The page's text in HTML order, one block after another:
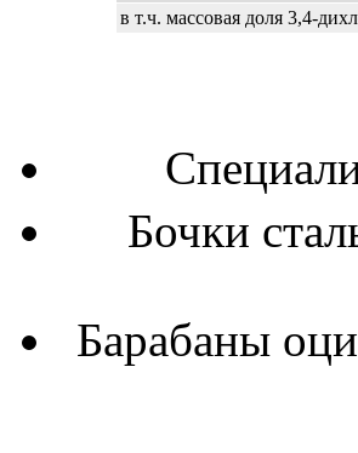
в т.ч. массовая доля 3,4-
Бочки
Барабаны